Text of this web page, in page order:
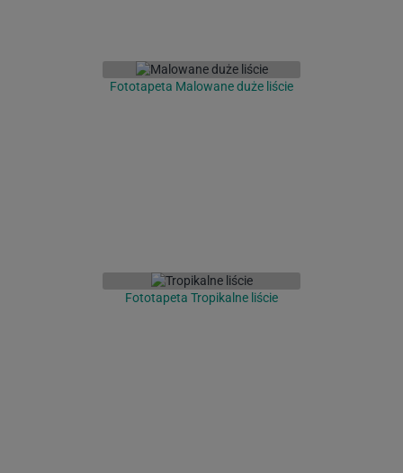
Fototapeta Malowane duże liście
Fototapeta Tropikalne liście